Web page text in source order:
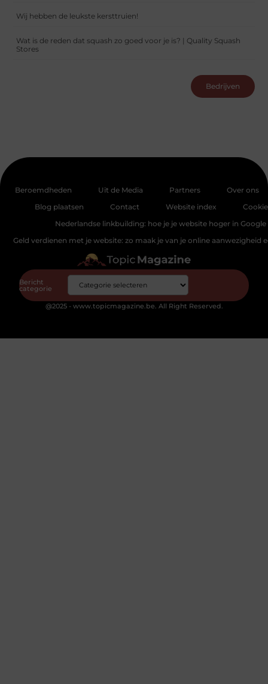
Wij hebben de leukste kersttruien!
Wat is de reden dat squash zo goed voor je is? | Quality Squash
Stores
Bedrijven
Beroemdheden Uit de Media Partners
Over ons
Blog plaatsen
Contact Website index
Nederlandse linkbuilding: hoe je je website hoger in
Geld verdienen met je website: zo maak je van je online aanwezigheid
Bericht
categorie
@2025 - www.topicmagazine.be. All Right Reserved.